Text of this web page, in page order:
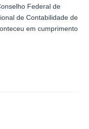
Federal de
de Contabilidade de
em cumprimento